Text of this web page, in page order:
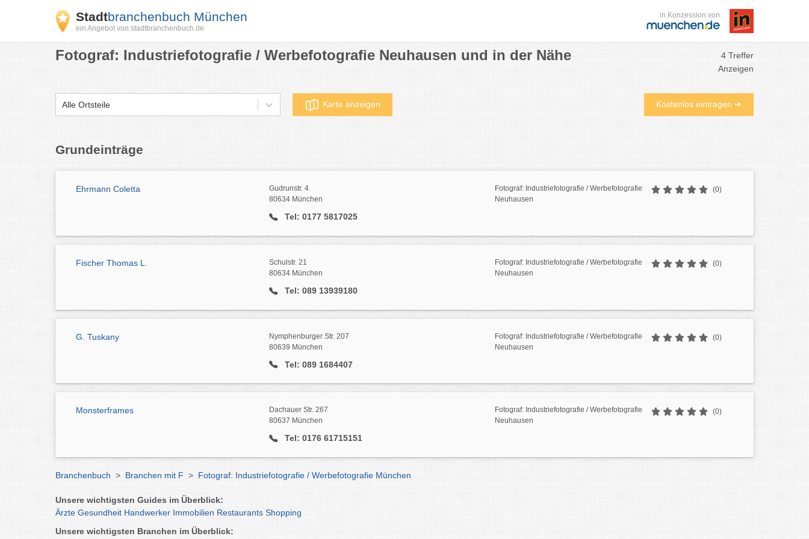
Stadtbranchenbuch München
ein Angebot von stadtbranchenbuch.de
in Konzession von
Fotograf: Industriefotografie / Werbefotografie Neuhausen und in der Nähe
4 Treffer
Anzeigen
Alle Ortsteile Karte anzeigen Kostenlos eintragen ➜
Grundeinträge
Ehrmann Coletta
Gudrunstr. 4
80634 München
Tel: 0177 5817025
Fotograf: Industriefotografie / Werbefotografie
Neuhausen
(0)
Fischer Thomas L.
Schulstr. 21
80634 München
Tel: 089 13939180
Fotograf: Industriefotografie / Werbefotografie
Neuhausen
(0)
G. Tuskany
Nymphenburger Str. 207
80639 München
Tel: 089 1684407
Fotograf: Industriefotografie / Werbefotografie
Neuhausen
(0)
Monsterframes
Dachauer Str. 267
80637 München
Tel: 0176 61715151
Fotograf: Industriefotografie / Werbefotografie
Neuhausen
(0)
Branchenbuch > Branchen mit F > Fotograf: Industriefotografie / Werbefotografie München
Unsere wichtigsten Guides im Überblick:
Ärzte Gesundheit Handwerker Immobilien Restaurants Shopping
Unsere wichtigsten Branchen im Überblick: